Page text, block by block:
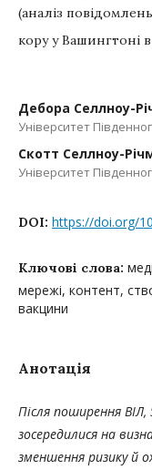
(аналіз
кору у Вашингтоні
Дебора Селлноу-
Університет
Скотт Селлноу-
Університет
DOI: https://doi.org/
Ключові слова:
мережі, контент,
вакцини
Анотація
Після поширення ВІЛ,
зосередилися на
зменшення ризику й